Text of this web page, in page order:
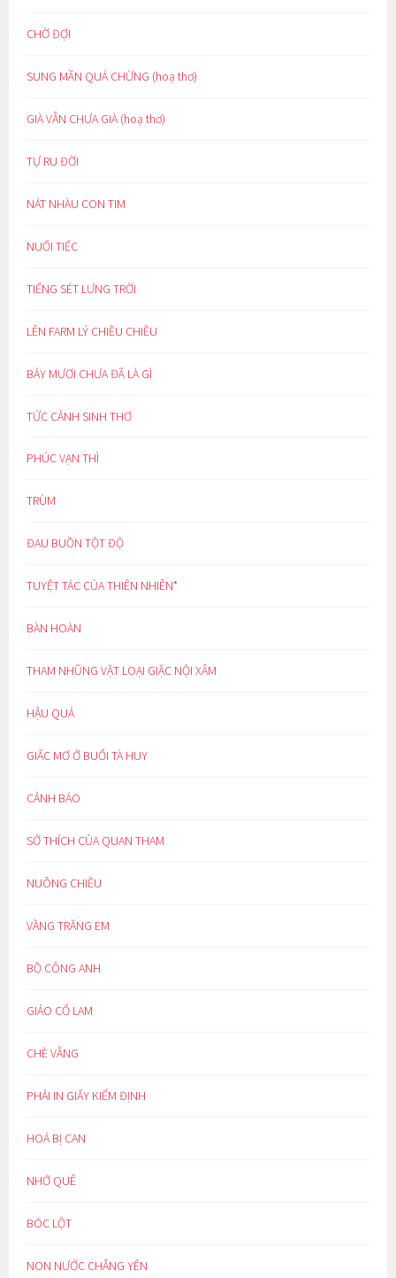
CHỜ ĐỢI
SUNG MÃN QUÁ CHỪNG (hoạ thơ)
GIÀ VẪN CHƯA GIÀ (hoạ thơ)
TỰ RU ĐỜI
NÁT NHÀU CON TIM
NUỐI TIẾC
TIẾNG SÉT LƯNG TRỜI
LÊN FARM LÝ CHIỀU CHIỀU
BẢY MƯƠI CHƯA ĐÃ LÀ GÌ
TỨC CẢNH SINH THƠ
PHÚC VẠN THÌ
TRÙM
ĐAU BUỒN TỘT ĐỘ
TUYỆT TÁC CỦA THIÊN NHIÊN*
BÀN HOÀN
THAM NHŨNG VẶT LOẠI GIẶC NỘI XÂM
HẬU QUẢ
GIẤC MƠ Ở BUỔI TÀ HUY
CẢNH BÁO
SỞ THÍCH CỦA QUAN THAM
NUÔNG CHIỀU
VẦNG TRĂNG EM
BỒ CÔNG ANH
GIẢO CỔ LAM
CHÈ VẰNG
PHẢI IN GIẤY KIỂM ĐỊNH
HOÁ BỊ CAN
NHỚ QUÊ
BÓC LỘT
NON NƯỚC CHẲNG YÊN